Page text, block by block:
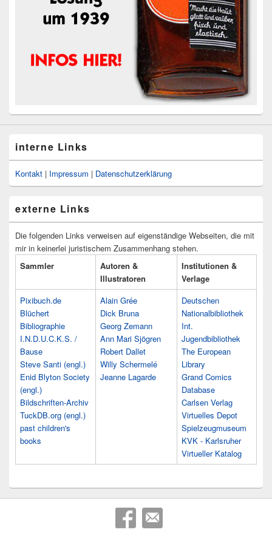
interne Links
Kontakt | Impressum | Datenschutzerklärung
externe Links
Die folgenden Links verweisen auf eigenständige Webseiten, die mit
mir in keinerlei juristischem Zusammenhang stehen.
Sammler
Autoren &
Illustratoren
Institutionen &
Verlage
Pixibuch.de
Blüchert
Bibliographie
I.N.D.U.C.K.S. /
Bause
Steve Santi (engl.)
Enid Blyton Society
(engl.)
Bildschriften-Archiv
TuckDB.org (engl.)
past children's
books
Alain Grée
Dick Bruna
Georg Zemann
Ann Mari Sjögren
Robert Dallet
Willy Schermelé
Jeanne Lagarde
Deutschen
Nationalbibliothek
Int.
Jugendbibliothek
The European
Library
Grand Comics
Database
Carlsen Verlag
Virtuelles Depot
Spielzeugmuseum
KVK - Karlsruher
Virtueller Katalog